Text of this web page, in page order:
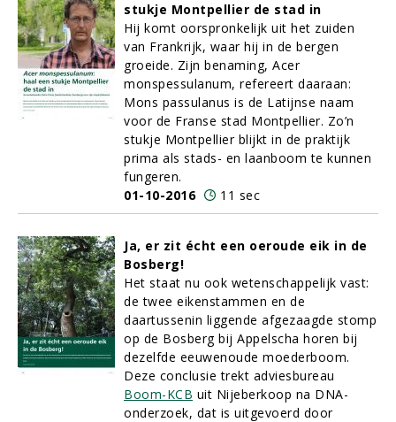
stukje Montpellier de stad in
Hij komt oorspronkelijk uit het zuiden
van Frankrijk, waar hij in de bergen
groeide. Zijn benaming, Acer
monspessulanum, refereert daaraan:
Mons passulanus is de Latijnse naam
voor de Franse stad Montpellier. Zo’n
stukje Montpellier blijkt in de praktijk
prima als stads- en laanboom te kunnen
fungeren.
01-10-2016
11 sec
Ja, er zit écht een oeroude eik in de
Bosberg!
Het staat nu ook wetenschappelijk vast:
de twee eikenstammen en de
daartussenin liggende afgezaagde stomp
op de Bosberg bij Appelscha horen bij
dezelfde eeuwenoude moederboom.
Deze conclusie trekt adviesbureau
Boom-KCB uit Nijeberkoop na DNA-
onderzoek, dat is uitgevoerd door